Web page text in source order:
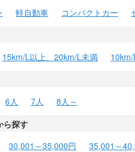
軽自動車 コンパクトカー
15km/L以上、20km/L未満
6人 7人
8人～
ら探す
30,001～35,000円 35,001～